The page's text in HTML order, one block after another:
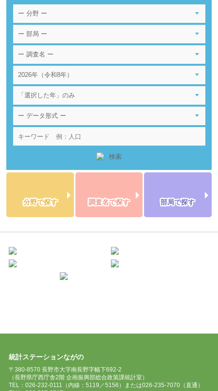
分野で探す 調査名で探す 部局で探す
統計ステーションながの
〒380-8570 長野市大字南長野字幅下692-2
（長野県庁西庁舎2階 企画振興部総合政策課統計室）
TEL：026-232-0111（内線：5119／5156）または026-235-7070（直通）